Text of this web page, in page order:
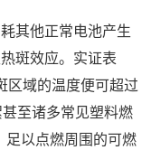
其他正常电池产生
斑效应。实证表
区域的温度便可超过
至诸多常见塑料燃
足以点燃周围的可燃